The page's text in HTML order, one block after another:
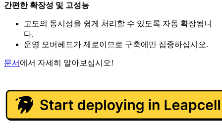
간편한 확장성 및 고성능
고도의 동시성을 쉽게 처리할 수 있도록 자동 확장됩니
다.
운영 오버헤드가 제로이므로 구축에만 집중하십시오.
문서 에서 자세히 알아보십시오!